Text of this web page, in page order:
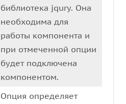
библиотека jqury. Она
необходима для
работы компонента и
при отмеченной опции
будет подключена
компонентом.
Опция определяет